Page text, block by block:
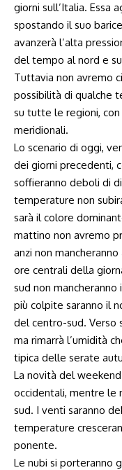
giorni sull’Italia. Essa
spostando il suo
avanzerà l’alta
del tempo al nord e
Tuttavia non avremo
possibilità di qualche
su tutte le regioni,
meridionali.
Lo scenario di oggi,
dei giorni precedenti,
soffieranno deboli di
temperature non
sarà il colore
mattino non avremo
anzi non
ore centrali della
sud non
più colpite saranno il
del centro-sud. Verso
ma rimarrà l’umidità
tipica delle serate
La novità del
occidentali, mentre le
sud. I venti saranno
temperature
ponente.
Le nubi si porteranno